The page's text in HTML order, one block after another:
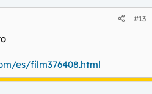
#13
es/film376408.html